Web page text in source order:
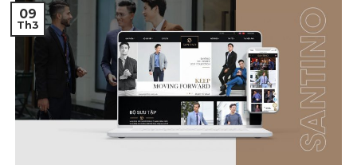
09
Th3